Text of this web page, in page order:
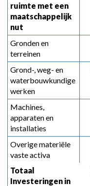
ruimte met een
maatschappelijk
nut
Gronden en
terreinen
Grond-, weg- en
waterbouwkundige
werken
Machines,
apparaten en
installaties
Overige materiële
vaste activa
Totaal
Investeringen in